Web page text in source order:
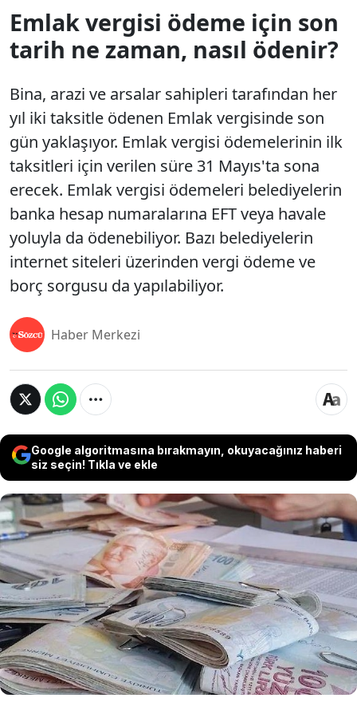
Emlak vergisi ödeme için son
tarih ne zaman, nasıl ödenir?
Bina, arazi ve arsalar sahipleri tarafından her
yıl iki taksitle ödenen Emlak vergisinde son
gün yaklaşıyor. Emlak vergisi ödemelerinin ilk
taksitleri için verilen süre 31 Mayıs'ta sona
erecek. Emlak vergisi ödemeleri belediyelerin
banka hesap numaralarına EFT veya havale
yoluyla da ödenebiliyor. Bazı belediyelerin
internet siteleri üzerinden vergi ödeme ve
borç sorgusu da yapılabiliyor.
Haber Merkezi
Google algoritmasına bırakmayın, okuyacağınız haberi
siz seçin! Tıkla ve ekle
Bina, arazi ve arsalar sahipleri tarafından her yıl iki
taksitle ödenen Emlak vergisinde son gün
yaklaşıyor. Emlak vergisi ödemelerinin ilk taksitleri
için verilen süre 31 Mayıs'ta sona erecek. Emlak
vergisi ödemeleri belediyelerin banka hesap
numaralarına EFT veya havale yoluyla da
ödenebiliyor. Bazı belediyelerin internet siteleri
üzerinden vergi ödeme ve borç sorgusu da
yapılabiliyor.